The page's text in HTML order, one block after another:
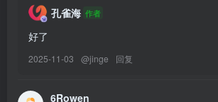
[6.5更3]
Nyako喵子 – NO.068 向日葵比基尼 [66P1V-149M]
Nyako喵子 – NO.067 巫女[141P-1V-505.1M]
Nyako喵子 – NO.066 情趣珍珠2[53P-1V-152.3M]
孔雀海 作者
好了
2025-11-03 @jinge 回复
6Rowen